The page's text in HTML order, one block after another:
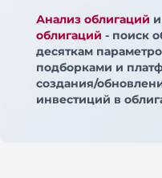
Анализ облигаций и
облигаций - поиск
десяткам
подборками и
создания/
инвестиций в